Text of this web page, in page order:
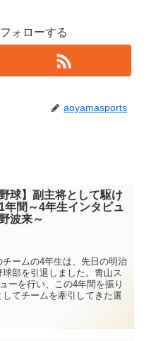
ォローする
aoyamasports
野球】副主将として駆け
年間～4年生インタビュ
波来～
ームの4年生は、先日の明治
部を引退しました。青山ス
ーを行い、この4年間を振り
てチームを牽引してきた選